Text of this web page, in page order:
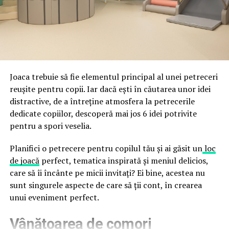
astfel încât confortul și estetica să funcționeze
împreună, nu în tensiune una cu cealaltă, pe toată
durata de viață a amenajării, indiferent de câte sezoane
fraude care exploatează încrederea în brand.
Directoratul Național de Securitate Cibernetică (DNSC)
financiare. Instituția recomandă verificarea atentă a
sursei mesajelor și raportarea incidentelor la numărul
unic 1911.
Campaniile identificate în ultimele săptămâni folosesc
false de streaming, coduri QR malițioase și mesaje care
promit bilete, rambursări, premii sau acces gratuit la
meciuri. FBI a emis în luna mai un avertisment privind
site-urile care clonează platforma oficială prin
modificări minore ale denumirii domeniului, precum
a colecta date personale și bancare.
Joaca trebuie să fie elementul principal al unei petreceri
reușite pentru copii. Iar dacă ești în căutarea unor idei
distractive, de a întreține atmosfera la petrecerile
dedicate copiilor, descoperă mai jos 6 idei potrivite
pentru a spori veselia.
Planifici o petrecere pentru copilul tău și ai găsit unloc
de joacăperfect, tematica inspirată și meniul delicios,
care să îi încânte pe micii invitați? Ei bine, acestea nu
sunt singurele aspecte de care să ții cont, în crearea
unui eveniment perfect.
Vânătoarea de comori